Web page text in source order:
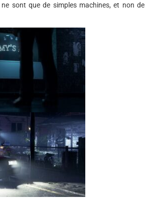
sont que de simples machines, et non de